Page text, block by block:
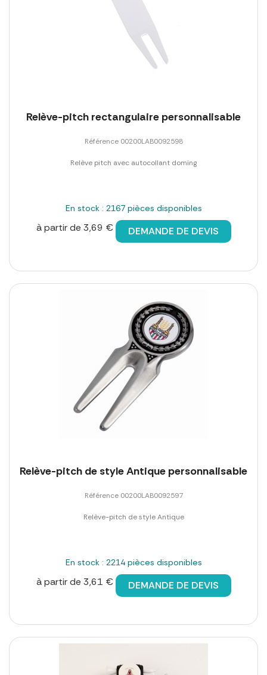
Relève-pitch rectangulaire personnalisable
Référence 00200LAB0092598
Relève pitch avec autocollant doming
En stock : 2167 pièces disponibles
à partir de 3,69 € DEMANDE DE DEVIS
Relève-pitch de style Antique personnalisable
Référence 00200LAB0092597
Relève-pitch de style Antique
En stock : 2214 pièces disponibles
à partir de 3,61 € DEMANDE DE DEVIS